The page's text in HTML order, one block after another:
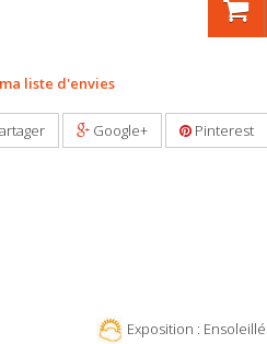
liste d'envies
Google+ Pinterest
Exposition :